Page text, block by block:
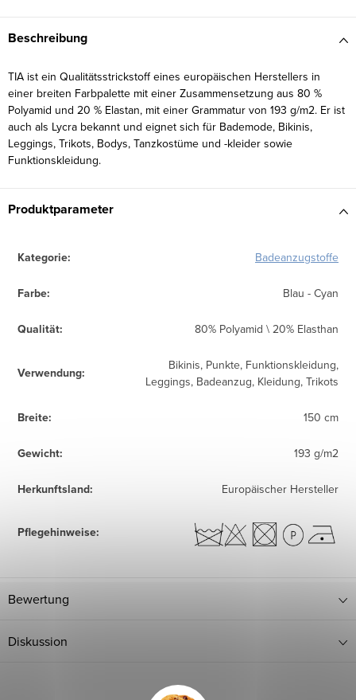
Beschreibung
TIA ist ein Qualitätsstrickstoff eines europäischen Herstellers in
einer breiten Farbpalette mit einer Zusammensetzung aus 80 %
Polyamid und 20 % Elastan, mit einer Grammatur von 193 g/m2. Er ist
auch als Lycra bekannt und eignet sich für Bademode, Bikinis,
Leggings, Trikots, Bodys, Tanzkostüme und -kleider sowie
Funktionskleidung.
Produktparameter
Kategorie: Badeanzugstoffe
Farbe: Blau - Cyan
Qualität: 80% Polyamid \ 20% Elasthan
Verwendung:
Bikinis, Punkte, Funktionskleidung,
Leggings, Badeanzug, Kleidung, Trikots
Breite: 150 cm
Gewicht: 193 g/m2
Herkunftsland: Europäischer Hersteller
Pflegehinweise:
Bewertung
Diskussion